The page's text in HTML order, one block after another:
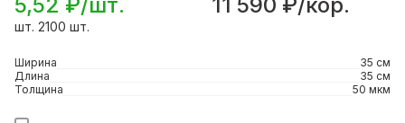
шт. 2100 шт.
Ширина
35 см
Длина
35 см
Толщина
50 мкм